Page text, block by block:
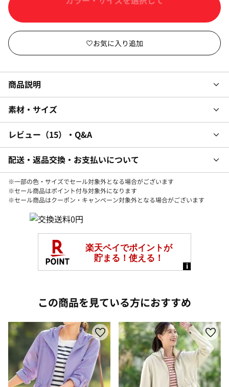
カートに入れる
商品説明
素材・サイズ
レビュー 15 ・Q&A
配送・返品交換・お支払いについて
※一部の色・サイズでセール対象外となる場合がございます
※セール商品はポイント付与対象外になります
※セール商品はクーポン・キャンペーン対象外となる場合がございます
この商品を見ている方におすすめ